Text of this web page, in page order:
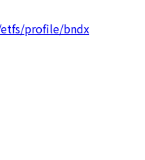
profile/bndx